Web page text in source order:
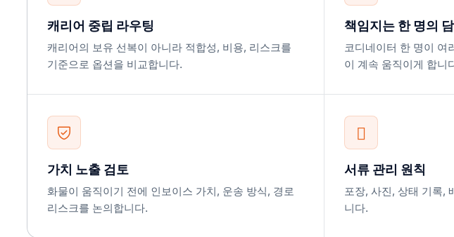
캐리어 중립 라우팅
캐리어의 보유 선복이 아니라 적합성, 비용, 리스크를
기준으로 옵션을 비교합니다.
책임지는 한 명의
코디네이터 한 명이 여
이 계속 움직이게 합니
가치 노출 검토
화물이 움직이기 전에 인보이스 가치, 운송 방식, 경로
리스크를 논의합니다.
서류 관리 원칙
포장, 사진, 상태 기록,
니다.